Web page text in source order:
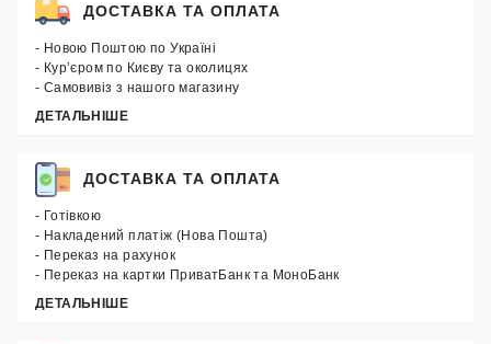
ДОСТАВКА ТА ОПЛАТА
- Новою Поштою по Україні
- Кур’єром по Києву та околицях
- Самовивіз з нашого магазину
ДЕТАЛЬНІШЕ
ДОСТАВКА ТА ОПЛАТА
- Готівкою
- Накладений платіж (Нова Пошта)
- Переказ на рахунок
- Переказ на картки ПриватБанк та МоноБанк
ДЕТАЛЬНІШЕ